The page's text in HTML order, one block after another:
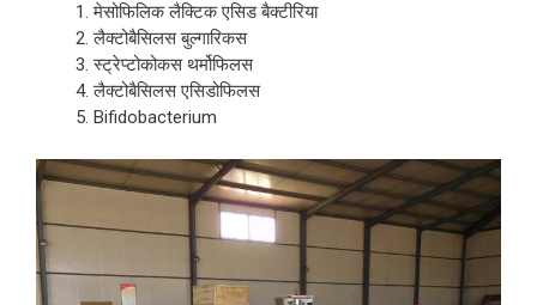
मेसोफिलिक लैक्टिक एसिड बैक्टीरिया
लैक्टोबैसिलस बुल्गारिकस
स्ट्रेप्टोकोकस थर्मोफिलस
लैक्टोबैसिलस एसिडोफिलस
Bifidobacterium